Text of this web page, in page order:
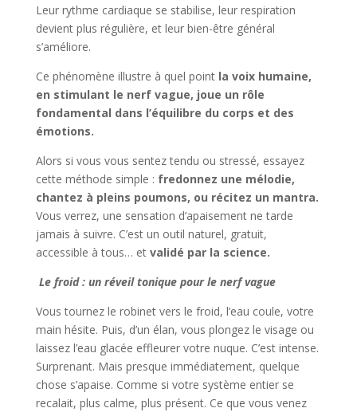
Leur rythme cardiaque se stabilise, leur respiration
devient plus régulière, et leur bien-être général
s’améliore.
Ce phénomène illustre à quel point la voix humaine,
en stimulant le nerf vague, joue un rôle
fondamental dans l’équilibre du corps et des
émotions.
Alors si vous vous sentez tendu ou stressé, essayez
cette méthode simple : fredonnez une mélodie,
chantez à pleins poumons, ou récitez un mantra.
Vous verrez, une sensation d’apaisement ne tarde
jamais à suivre. C’est un outil naturel, gratuit,
accessible à tous… et validé par la science.
Le froid : un réveil tonique pour le nerf vague
Vous tournez le robinet vers le froid, l’eau coule, votre
main hésite. Puis, d’un élan, vous plongez le visage ou
laissez l’eau glacée effleurer votre nuque. C’est intense.
Surprenant. Mais presque immédiatement, quelque
chose s’apaise. Comme si votre système entier se
recalait, plus calme, plus présent. Ce que vous venez